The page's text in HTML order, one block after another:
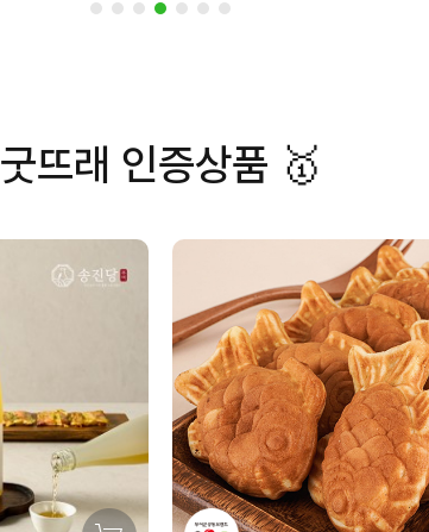
굿뜨래 인증상품 🥇